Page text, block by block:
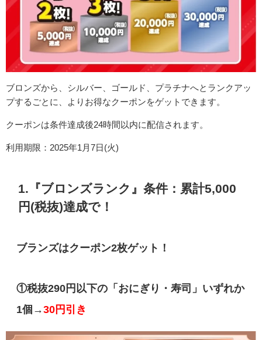
ブロンズから、シルバー、ゴールド、プラチナへとランクアッ
プするごとに、よりお得なクーポンをゲットできます。
クーポンは条件達成後24時間以内に配信されます。
利用期限：2025年1月7日(火)
1.『ブロンズランク』条件：累計5,000
円(税抜)達成で！
ブランズはクーポン2枚ゲット！
①税抜290円以下の「おにぎり・寿司」いずれか
1個→30円引き